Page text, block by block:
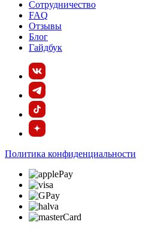
Сотрудничество
FAQ
Отзывы
Блог
Гайдбук
Политика конфиденциальности